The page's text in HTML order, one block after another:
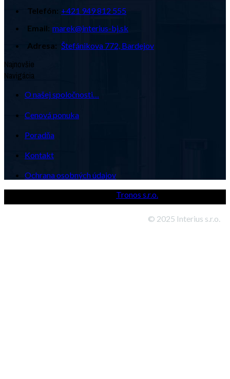
Telefón: +421 949 812 555
Email: marek@interius-bj.sk
Adresa: Štefánikova 772, Bardejov
Najnovšie
Navigácia
O našej spoločnosti…
Cenová ponuka
Poradňa
Kontakt
Ochrana osobných údajov
Tronos s.r.o.
© 2025 Interius s.r.o.